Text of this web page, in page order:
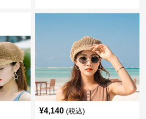
¥4,140 (税込)